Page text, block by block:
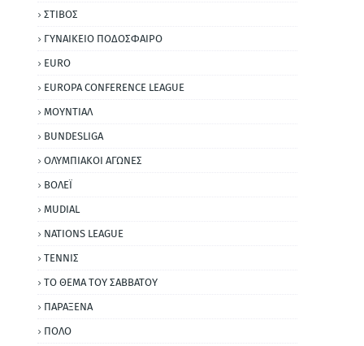
ΣΤΙΒΟΣ
ΓΥΝΑΙΚΕΙΟ ΠΟΔΟΣΦΑΙΡΟ
EURO
EUROPA CONFERENCE LEAGUE
ΜΟΥΝΤΙΑΛ
BUNDESLIGA
ΟΛΥΜΠΙΑΚΟΙ ΑΓΩΝΕΣ
ΒΟΛΕΪ
MUDIAL
NATIONS LEAGUE
ΤΕΝΝΙΣ
ΤΟ ΘΕΜΑ ΤΟΥ ΣΑΒΒΑΤΟΥ
ΠΑΡΑΞΕΝΑ
ΠΟΛΟ